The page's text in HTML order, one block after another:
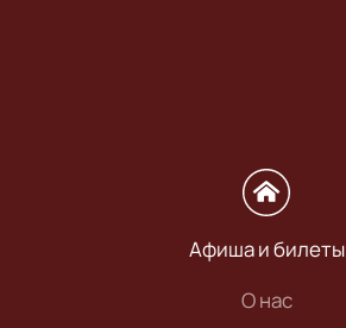
Афиша и билеты
О нас